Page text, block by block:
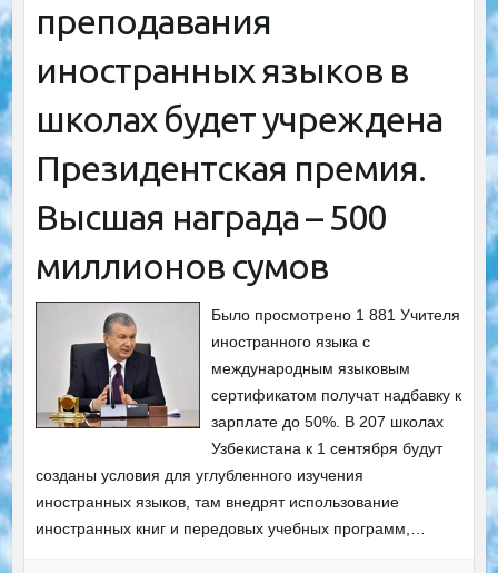
преподавания
иностранных языков в
школах будет учреждена
Президентская премия.
Высшая награда – 500
миллионов сумов
Было просмотрено 1 881 Учителя
иностранного языка с
международным языковым
сертификатом получат надбавку к
зарплате до 50%. В 207 школах
Узбекистана к 1 сентября будут
созданы условия для углубленного изучения
иностранных языков, там внедрят использование
иностранных книг и передовых учебных программ,…